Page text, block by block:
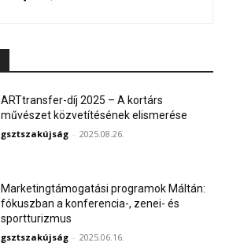
ARTtransfer-díj 2025 – A kortárs
művészet közvetítésének elismerése
gsztszakújság - 2025.08.26.
Marketingtámogatási programok Máltán:
fókuszban a konferencia-, zenei- és
sportturizmus
gsztszakújság - 2025.06.16.